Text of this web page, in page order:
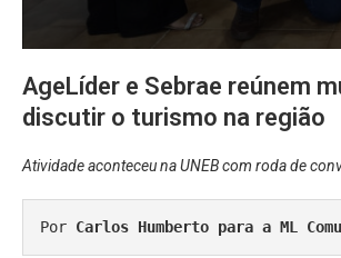
AgeLíder e Sebrae reúnem
discutir o turismo na região
Atividade aconteceu na UNEB com roda de
Por Carlos Humberto para a ML